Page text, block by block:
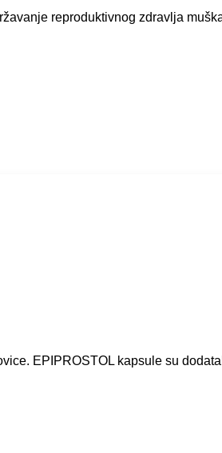
reproduktivnog zdravlja
EPIPROSTOL kapsule su